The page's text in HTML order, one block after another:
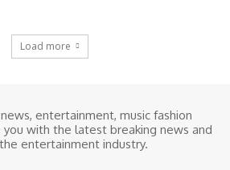
Load more
entertainment, music fashion
with the latest breaking news and
entertainment industry.